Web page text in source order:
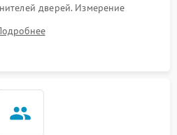
дверей. Измерение
мотора, проверка термостата и
с электронного дисплея.